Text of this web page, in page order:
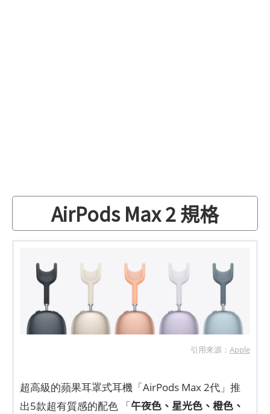
AirPods Max 2 規格
引用來源： Apple
超高級的蘋果耳罩式耳機「AirPods Max 2代」推
出5款超有質感的配色 「午夜色、星光色、橙色、